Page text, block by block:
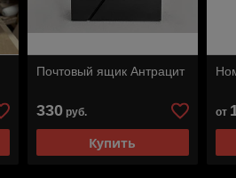
Почтовый ящик Антрацит
330руб.
Купить
от